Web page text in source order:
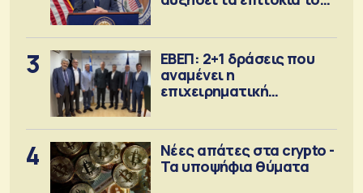
3
ΕΒΕΠ: 2+1 δράσεις που
αναμένει η
επιχειρηματική
4
Νέες απάτες στα crypto -
Τα υποψήφια θύματα